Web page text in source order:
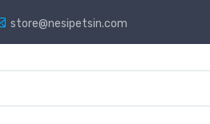
store@nesipetsin.com